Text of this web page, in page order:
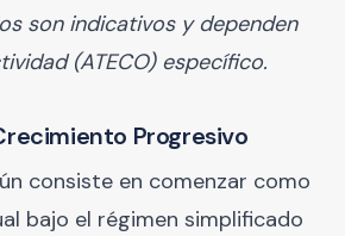
son indicativos y dependen
(ATECO) específico.
Progresivo
consiste en comenzar como
bajo el régimen simplificado